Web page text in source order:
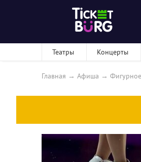
Театры Концерты
Главная → Афиша →